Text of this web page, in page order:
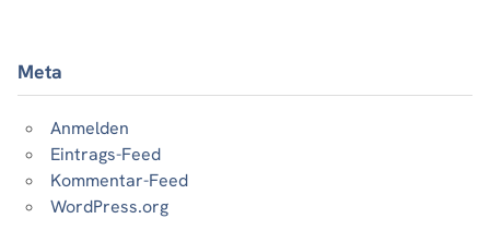
Meta
Anmelden
Eintrags-Feed
Kommentar-Feed
WordPress.org